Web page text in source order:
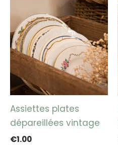
Assiettes plates
dépareillées vintage
€1.00